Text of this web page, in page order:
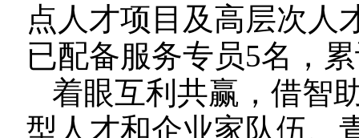
点人才项目及高层次人
已配备服务专员5名，
着眼互利共赢，借智
型人才和企业家队伍、